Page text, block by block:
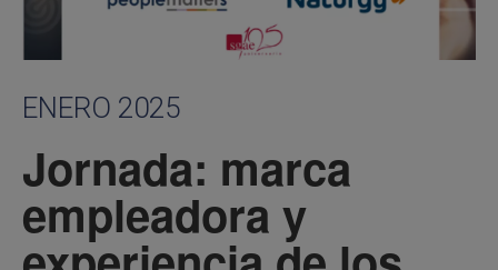
ENERO 2025
Jornada: marca
empleadora y